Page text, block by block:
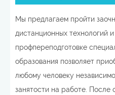
Мы предлагаем пройти
дистанционных технологий
профпереподготовке
образования позволяет
любому человеку
занятости на работе. После